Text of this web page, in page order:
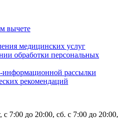
вычете
медицинских услуг
обработки персональных
информационной рассылки
рекомендаций
7:00 до 20:00, сб. с 7:00 до 20:00,